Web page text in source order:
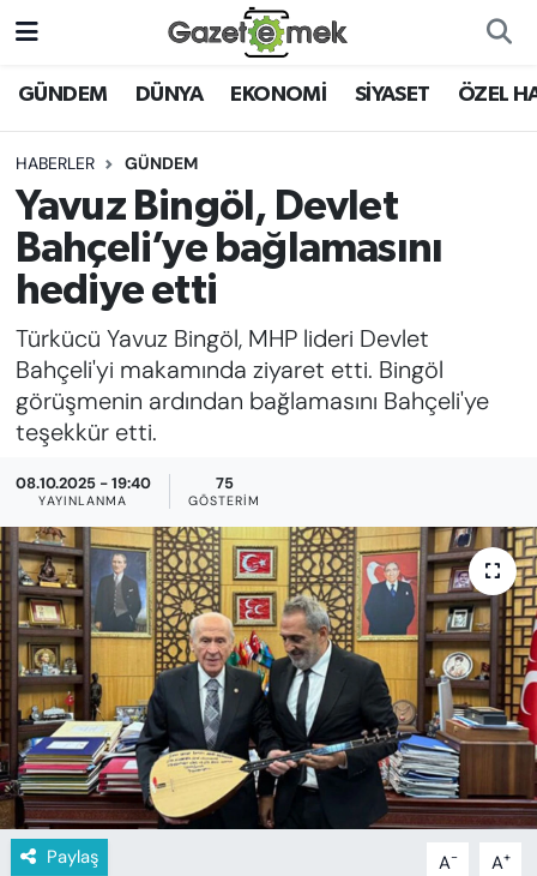
GÜNDEM DÜNYA EKONOMİ SİYASET ÖZEL
HABERLER GÜNDEM
Yavuz Bingöl, Devlet
Bahçeli’ye bağlamasını
hediye etti
Türkücü Yavuz Bingöl, MHP lideri Devlet
Bahçeli'yi makamında ziyaret etti. Bingöl
görüşmenin ardından bağlamasını Bahçeli'ye
teşekkür etti.
08.10.2025 - 19:40
YAYINLANMA
75
GÖSTERIM
Paylaş A- A+
DÜNYA
EKONOMİ
EMEK HABERLERİ
YENİ MEDYADA EMEK
GAZETECİLİĞİNİ GELİŞTİRMEK
FAYDALI BİLGİLER
GÜNDEM
EĞİTİM
KADIN
SAĞLIK
SPOR
KÜLTÜR-SANAT
MAGAZİN
ÖZEL HABER
Nöbetçi Eczaneler
Hava Durumu
İstanbul Namaz Vakitleri
Trafik Durumu
Süper Lig Puan Durumu ve Fikstür
Tüm Manşetler